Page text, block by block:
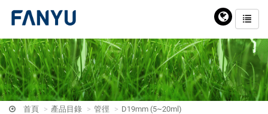
首頁 產品目錄 管徑
D19mm (5~20ml)